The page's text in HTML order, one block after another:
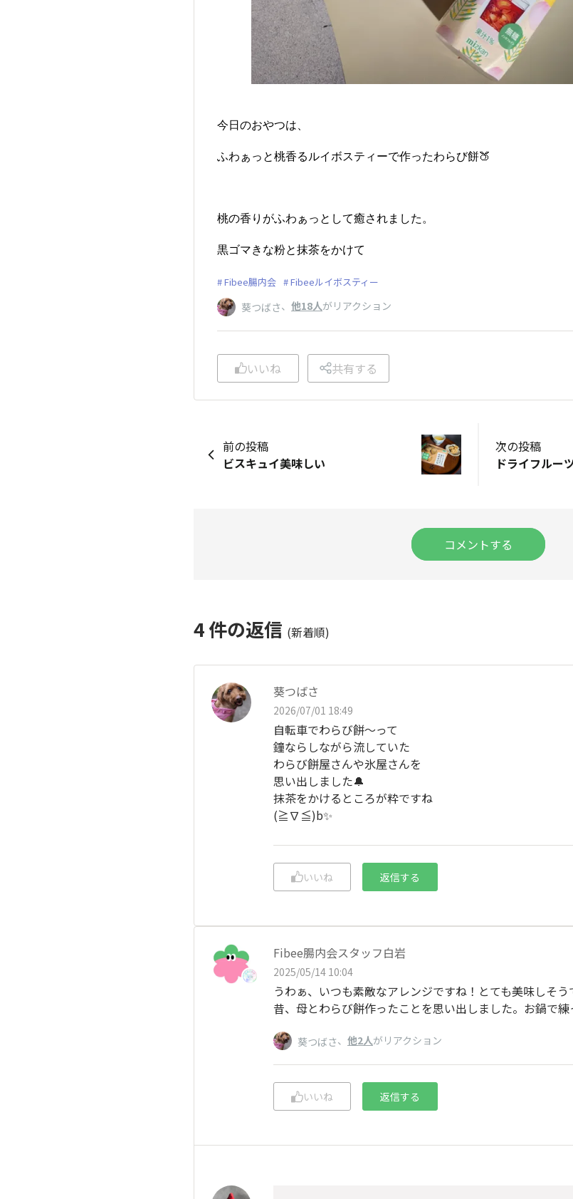
今日のおやつは、
ふわぁっと桃香るルイボスティーで作ったわらび餅🍑
桃の香りがふわぁっとして癒されました。
黒ゴマきな粉と抹茶をかけて
Fibee腸内会 Fibeeルイボスティー
葵つばさ、 他18人がリアクション
いいね 共有する
前の投稿
ビスキュイ美味しい
次の投稿
ドライフルー
コメントする
4件の返信 (新着順)
葵つばさ
2026/07/01 18:49
自転車でわらび餅〜って
鐘ならしながら流していた
わらび餅屋さんや氷屋さんを
思い出しました🔔
抹茶をかけるところが粋ですね
(≧∇≦)b✨
いいね 返信する
Fibee腸内会スタッフ白岩
2025/05/14 10:04
うわぁ、いつも素敵なアレンジですね！とても美味しそう
昔、母とわらび餅作ったことを思い出しました。お鍋で練
葵つばさ、 他2人がリアクション
いいね 返信する